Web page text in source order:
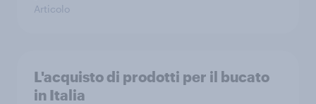
Articolo
L'acquisto di prodotti per il bucato
in Italia